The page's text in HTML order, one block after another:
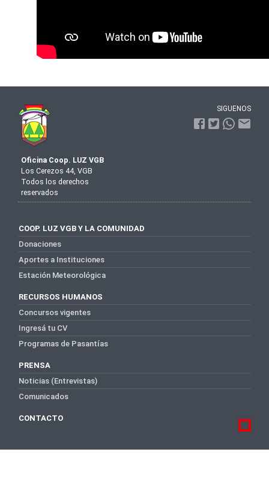
Oficina Coop. LUZ VGB
Los Cerezos 44, VGB
Todos los derechos
reservados
SIGUENOS
COOP. LUZ VGB Y LA COMUNIDAD
Donaciones
Aportes a Instituciones
Estación Meteorológica
RECURSOS HUMANOS
Concursos vigentes
Ingresá tu CV
Programas de Pasantías
PRENSA
Noticias (Entrevistas)
Comunicados
CONTACTO